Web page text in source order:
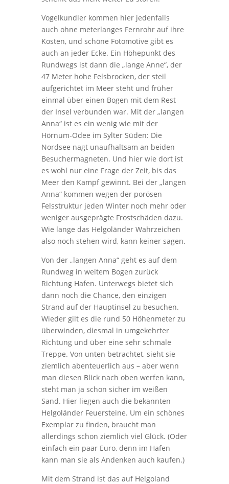
Vogelkundler kommen hier jedenfalls
auch ohne meterlanges Fernrohr auf ihre
Kosten, und schöne Fotomotive gibt es
auch an jeder Ecke. Ein Höhepunkt des
Rundwegs ist dann die „lange Anne“, der
47 Meter hohe Felsbrocken, der steil
aufgerichtet im Meer steht und früher
einmal über einen Bogen mit dem Rest
der Insel verbunden war. Mit der „langen
Anna“ ist es ein wenig wie mit der
Hörnum-Odee im Sylter Süden: Die
Nordsee nagt unaufhaltsam an beiden
Besuchermagneten. Und hier wie dort ist
es wohl nur eine Frage der Zeit, bis das
Meer den Kampf gewinnt. Bei der „langen
Anna“ kommen wegen der porösen
Felsstruktur jeden Winter noch mehr oder
weniger ausgeprägte Frostschäden dazu.
Wie lange das Helgoländer Wahrzeichen
also noch stehen wird, kann keiner sagen.
Von der „langen Anna“ geht es auf dem
Rundweg in weitem Bogen zurück
Richtung Hafen. Unterwegs bietet sich
dann noch die Chance, den einzigen
Strand auf der Hauptinsel zu besuchen.
Wieder gilt es die rund 50 Höhenmeter zu
überwinden, diesmal in umgekehrter
Richtung und über eine sehr schmale
Treppe. Von unten betrachtet, sieht sie
ziemlich abenteuerlich aus – aber wenn
man diesen Blick nach oben werfen kann,
steht man ja schon sicher im weißen
Sand. Hier liegen auch die bekannten
Helgoländer Feuersteine. Um ein schönes
Exemplar zu finden, braucht man
allerdings schon ziemlich viel Glück. (Oder
einfach ein paar Euro, denn im Hafen
kann man sie als Andenken auch kaufen.)
Mit dem Strand ist das auf Helgoland